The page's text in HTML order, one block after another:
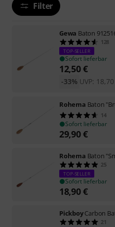
Filter
Gewa Baton
128
TOP-SELLER
Sofort lieferbar
12,50€
UVP: 18,70
-33%
Rohema Baton
14
Sofort lieferbar
29,90€
Rohema Baton
25
TOP-SELLER
Sofort lieferbar
18,90€
PickboyCarbon
21